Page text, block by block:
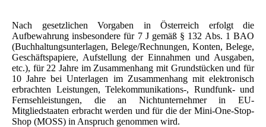
Nach gesetzlichen Vorgaben in Österreich erfolgt die
Aufbewahrung insbesondere für 7 J gemäß § 132 Abs. 1 BAO
(Buchhaltungsunterlagen, Belege/Rechnungen, Konten, Belege,
Geschäftspapiere, Aufstellung der Einnahmen und Ausgaben,
etc.), für 22 Jahre im Zusammenhang mit Grundstücken und für
10 Jahre bei Unterlagen im Zusammenhang mit elektronisch
erbrachten Leistungen, Telekommunikations-, Rundfunk- und
Fernsehleistungen, die an Nichtunternehmer in EU-
Mitgliedstaaten erbracht werden und für die der Mini-One-Stop-
Shop (MOSS) in Anspruch genommen wird.